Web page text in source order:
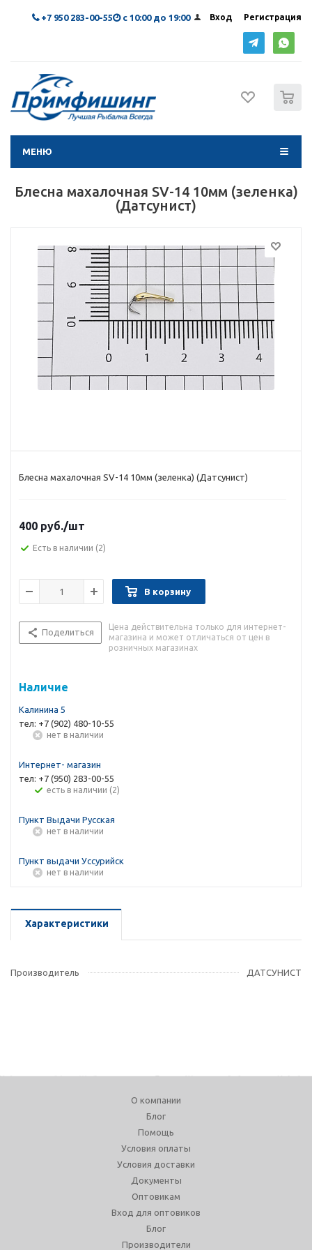
Вход Регистрация
+7 950 283-00-55 с 10:00 до 19:00
МЕНЮ
Блесна махалочная SV-14 10мм (зеленка)
(Датсунист)
Блесна махалочная SV-14 10мм (зеленка) (Датсунист)
400 руб./шт
Есть в наличии (2)
В корзину
Поделиться
Цена действительна только для интернет-
магазина и может отличаться от цен в
розничных магазинах
Наличие
Калинина 5
тел: +7 (902) 480-10-55
Нет в наличии
Интернет- магазин
тел: +7 (950) 283-00-55
Есть в наличии (2)
Пункт Выдачи Русская
Нет в наличии
Пункт выдачи Уссурийск
Нет в наличии
Характеристики
Производитель ДАТСУНИСТ
О компании
Блог
Помощь
Условия оплаты
Условия доставки
Документы
Оптовикам
Вход для оптовиков
Блог
Производители